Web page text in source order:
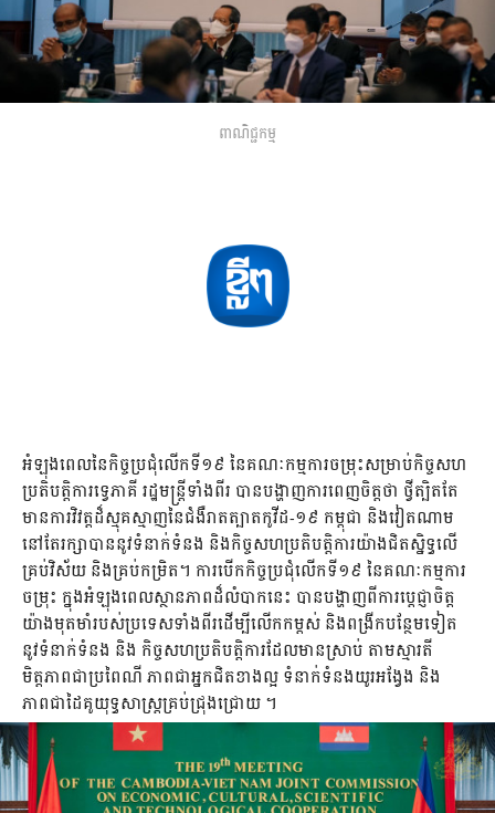
ពាណិជ្ជកម្ម
អំឡុងពេលនៃកិច្ចប្រជុំលើកទី១៩ នៃគណៈកម្មការចម្រុះសម្រាប់កិច្ចសហ
ប្រតិបត្តិការទ្វេភាគី រដ្ឋមន្រ្តីទាំងពីរ បានបង្ហាញការពេញចិត្តថា ថ្វីត្បិតតែ
មានការវិវត្តដ៏ស្មុគស្មាញនៃជំងឺរាតត្បាតកូវីដ-១៩ កម្ពុជា និងវៀតណាម
នៅតែរក្សាបាននូវទំនាក់ទំនង និងកិច្ចសហប្រតិបត្តិការយ៉ាងជិតស្និទ្ធលើ
គ្រប់វិស័យ និងគ្រប់កម្រិត។ ការបើកកិច្ចប្រជុំលើកទី១៩ នៃគណៈកម្មការ
ចម្រុះ ក្នុងអំឡុងពេលស្ថានភាពដ៏លំបាកនេះ បានបង្ហាញពីការប្តេជ្ញាចិត្ត
យ៉ាងមុតមាំរបស់ប្រទេសទាំងពីរដើម្បីលើកកម្ពស់ និងពង្រីកបន្ថែមទៀត
នូវទំនាក់ទំនង និង កិច្ចសហប្រតិបត្តិការដែលមានស្រាប់ តាមស្មារតី
មិត្តភាពជាប្រពៃណី ភាពជាអ្នកជិតខាងល្អ ទំនាក់ទំនងយូរអង្វែង និង
ភាពជាដៃគូយុទ្ធសាស្ត្រគ្រប់ជ្រុងជ្រោយ ។